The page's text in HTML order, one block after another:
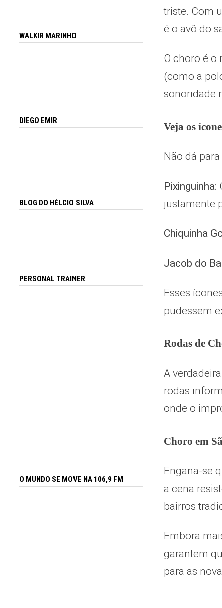
triste. Com
é o avô do
O choro é o
(como a
sonoridade
Veja os
Não dá
Pixinguinha:
justamente
Chiquinha
Jacob do
Esses
pudessem
Rodas de
A
rodas
onde o
Choro em
Engana-se
a cena
bairros
Embora
garantem
para as
WALKIR MARINHO
DIEGO EMIR
BLOG DO HÉLCIO SILVA
PERSONAL TRAINER
O MUNDO SE MOVE NA 106,9 FM